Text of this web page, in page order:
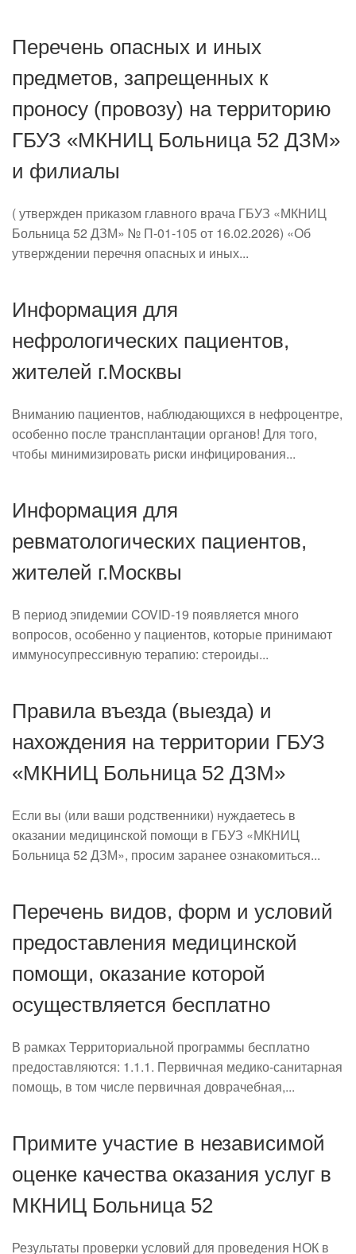
Перечень опасных и иных
предметов, запрещенных к
проносу (провозу) на территорию
ГБУЗ «МКНИЦ Больница 52 ДЗМ»
и филиалы
( утвержден приказом главного врача ГБУЗ «МКНИЦ
Больница 52 ДЗМ» № П-01-105 от 16.02.2026) «Об
утверждении перечня опасных и иных...
Информация для
нефрологических пациентов,
жителей г.Москвы
Вниманию пациентов, наблюдающихся в нефроцентре,
особенно после трансплантации органов! Для того,
чтобы минимизировать риски инфицирования...
Информация для
ревматологических пациентов,
жителей г.Москвы
В период эпидемии COVID-19 появляется много
вопросов, особенно у пациентов, которые принимают
иммуносупрессивную терапию: стероиды...
Правила въезда (выезда) и
нахождения на территории ГБУЗ
«МКНИЦ Больница 52 ДЗМ»
Если вы (или ваши родственники) нуждаетесь в
оказании медицинской помощи в ГБУЗ «МКНИЦ
Больница 52 ДЗМ», просим заранее ознакомиться...
Перечень видов, форм и условий
предоставления медицинской
помощи, оказание которой
осуществляется бесплатно
В рамках Территориальной программы бесплатно
предоставляются: 1.1.1. Первичная медико-санитарная
помощь, в том числе первичная доврачебная,...
Примите участие в независимой
оценке качества оказания услуг в
МКНИЦ Больница 52
Результаты проверки условий для проведения НОК в